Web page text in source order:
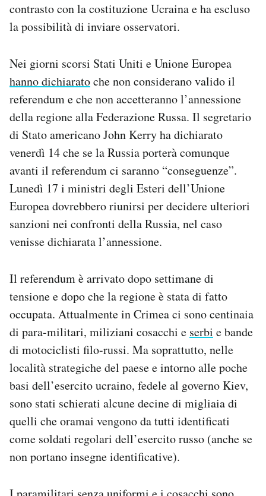
contrasto con la costituzione Ucraina e ha escluso
la possibilità di inviare osservatori.
Nei giorni scorsi Stati Uniti e Unione Europea
hanno dichiaratoche non considerano valido il
referendum e che non accetteranno l’annessione
della regione alla Federazione Russa. Il segretario
di Stato americano John Kerry ha dichiarato
venerdì 14 che se la Russia porterà comunque
avanti il referendum ci saranno “conseguenze”.
Lunedì 17 i ministri degli Esteri dell’Unione
Europea dovrebbero riunirsi per decidere ulteriori
sanzioni nei confronti della Russia, nel caso
venisse dichiarata l’annessione.
Il referendum è arrivato dopo settimane di
tensione e dopo che la regione è stata di fatto
occupata. Attualmente in Crimea ci sono centinaia
di para-militari, miliziani cosacchi e serbi e bande
di motociclisti filo-russi. Ma soprattutto, nelle
località strategiche del paese e intorno alle poche
basi dell’esercito ucraino, fedele al governo Kiev,
sono stati schierati alcune decine di migliaia di
quelli che oramai vengono da tutti identificati
come soldati regolari dell’esercito russo (anche se
non portano insegne identificative).